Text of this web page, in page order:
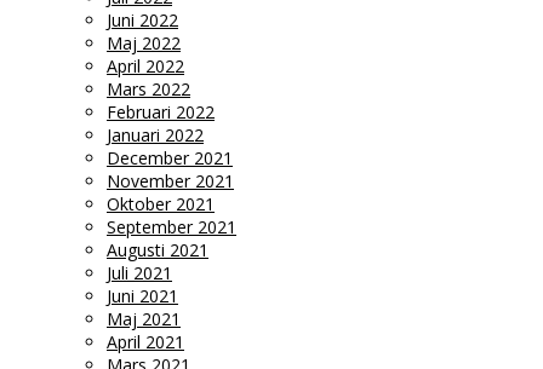
Juni 2022
Maj 2022
April 2022
Mars 2022
Februari 2022
Januari 2022
December 2021
November 2021
Oktober 2021
September 2021
Augusti 2021
Juli 2021
Juni 2021
Maj 2021
April 2021